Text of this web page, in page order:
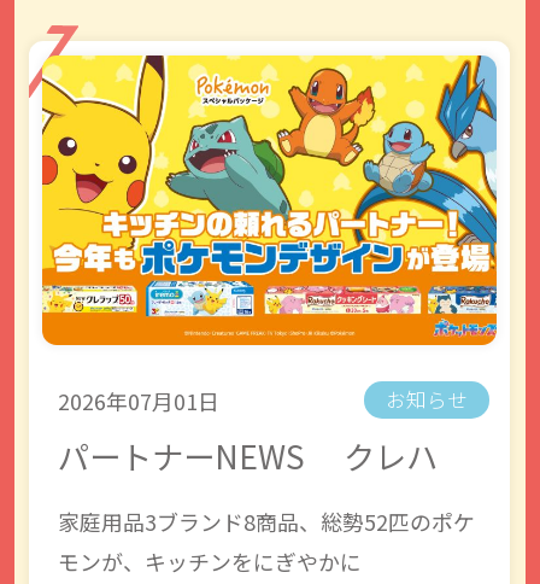
2026年07月01日 お知らせ
パートナーNEWS クレハ
家庭用品3ブランド8商品、総勢52匹のポケ
モンが、キッチンをにぎやかに